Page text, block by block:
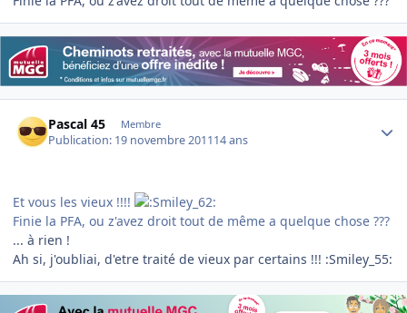
Pascal 45 Membre
Publication: 19 novembre 201114 ans
Et vous les vieux !!!!
Finie la PFA, ou z'avez droit tout de même a quelque chose ???
... à rien !
Ah si, j'oubliai, d'etre traité de vieux par certains !!! :Smiley_55: